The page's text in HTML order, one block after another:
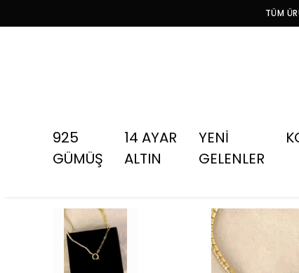
TÜM
925
GÜMÜŞ
14 AYAR
ALTIN
YENİ
GELENLER